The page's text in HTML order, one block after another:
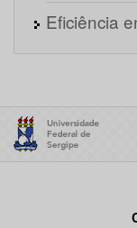
Eficiência